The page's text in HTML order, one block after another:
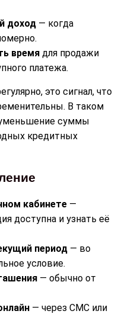
доход — когда
время для продажи
платежа.
это сигнал, что
В таком
суммы
кредитных
кабинете —
доступна и узнать её
период — во
условие.
— обычно от
— через СМС или